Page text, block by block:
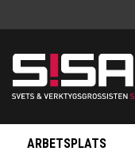
ARBETSPLATS